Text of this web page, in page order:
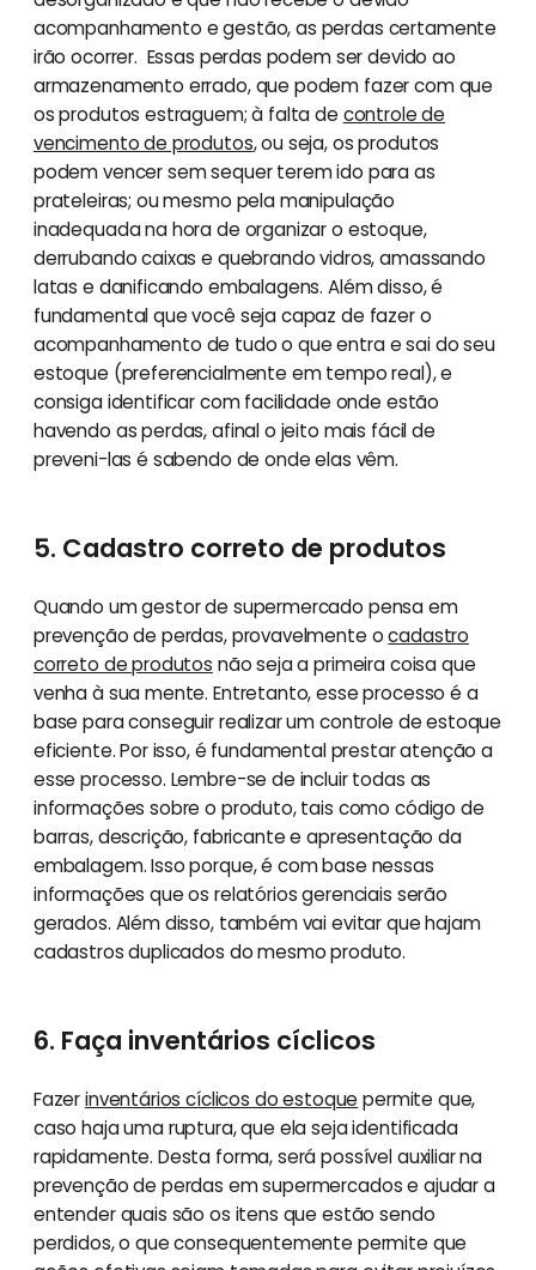
acompanhamento e gestão, as perdas certamente
irão ocorrer. Essas perdas podem ser devido ao
armazenamento errado, que podem fazer com que
os produtos estraguem; à falta de controle de
vencimento de produtos, ou seja, os produtos
podem vencer sem sequer terem ido para as
prateleiras; ou mesmo pela manipulação
inadequada na hora de organizar o estoque,
derrubando caixas e quebrando vidros, amassando
latas e danificando embalagens. Além disso, é
fundamental que você seja capaz de fazer o
acompanhamento de tudo o que entra e sai do seu
estoque (preferencialmente em tempo real), e
consiga identificar com facilidade onde estão
havendo as perdas, afinal o jeito mais fácil de
preveni-las é sabendo de onde elas vêm.
5. Cadastro correto de produtos
Quando um gestor de supermercado pensa em
prevenção de perdas, provavelmente ocadastro
correto de produtos não seja a primeira coisa que
venha à sua mente. Entretanto, esse processo é a
base para conseguir realizar um controle de estoque
eficiente. Por isso, é fundamental prestar atenção a
esse processo. Lembre-se de incluir todas as
informações sobre o produto, tais como código de
barras, descrição, fabricante e apresentação da
embalagem. Isso porque, é com base nessas
informações que os relatórios gerenciais serão
gerados. Além disso, também vai evitar que hajam
cadastros duplicados do mesmo produto.
6. Faça inventários cíclicos
Fazerinventários cíclicos do estoque permite que,
caso haja uma ruptura, que ela seja identificada
rapidamente. Desta forma, será possível auxiliar na
prevenção de perdas em supermercados e ajudar a
entender quais são os itens que estão sendo
perdidos, o que consequentemente permite que